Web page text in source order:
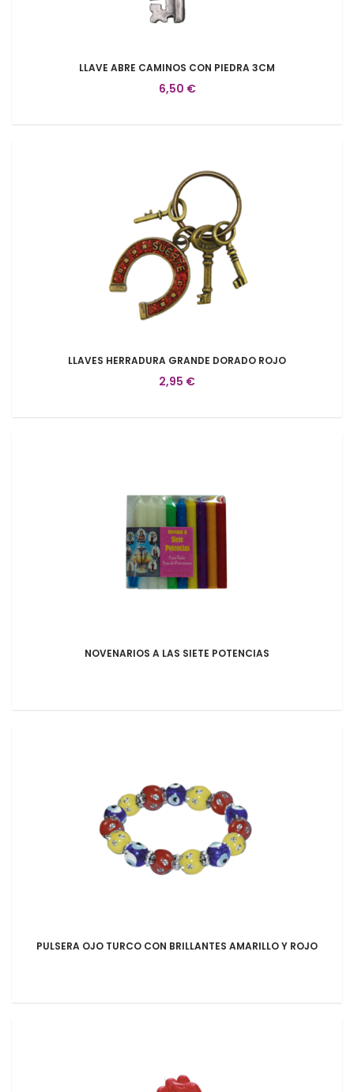
LLAVE ABRE CAMINOS CON PIEDRA 3CM
6,50 €
LLAVES HERRADURA GRANDE DORADO ROJO
2,95 €
NOVENARIOS A LAS SIETE POTENCIAS
PULSERA OJO TURCO CON BRILLANTES AMARILLO Y ROJO